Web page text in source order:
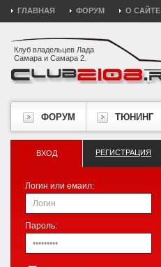
ГЛАВНАЯ ФОРУМ О САЙТЕ
Клуб владельцев Лада
Самара и Самара 2.
ФОРУМ ТЮНИНГ
ВХОД РЕГИСТРАЦИЯ
Логин или емаил:
Пароль: